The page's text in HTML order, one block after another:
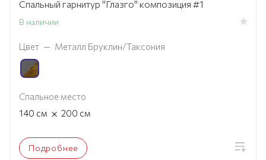
Спальный гарнитур "Глазго" композиция #1
В наличии
Цвет — Металл Бруклин/Таксония
Спальное место
140 см × 200 см
Подробнее